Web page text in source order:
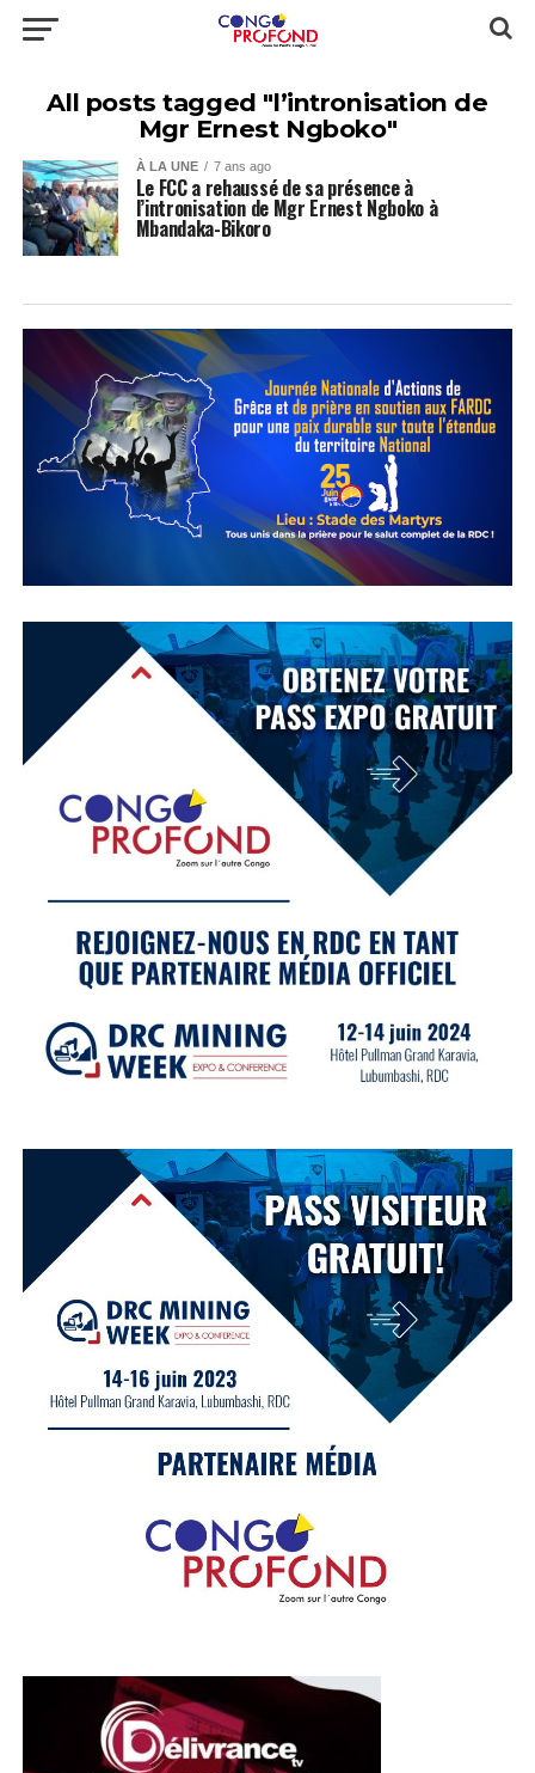
All posts tagged "l’intronisation de
Mgr Ernest Ngboko"
À LA UNE 7 ans ago
Le FCC a rehaussé de sa présence à
l’intronisation de Mgr Ernest Ngboko à
Mbandaka-Bikoro